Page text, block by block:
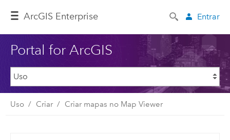
ArcGIS Enterprise Entrar
Portal for ArcGIS
Uso Criar Criar mapas no Map Viewer